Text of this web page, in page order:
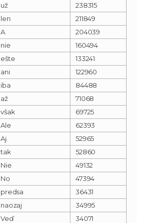
už
238315
len
211849
A
204039
nie
160494
ešte
133241
ani
122960
iba
84488
až
71068
však
69725
Ale
62393
Aj
52965
tak
52860
Nie
49132
No
47394
predsa
36431
naozaj
34995
Veď
34071